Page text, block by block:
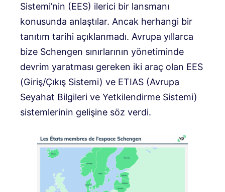
Sistemi’nin (EES) ilerici bir lansmanı
konusunda anlaştılar. Ancak herhangi bir
tanıtım tarihi açıklanmadı. Avrupa yıllarca
bize Schengen sınırlarının yönetiminde
devrim yaratması gereken iki araç olan EES
(Giriş/Çıkış Sistemi) ve ETIAS (Avrupa
Seyahat Bilgileri ve Yetkilendirme Sistemi)
sistemlerinin gelişine söz verdi.